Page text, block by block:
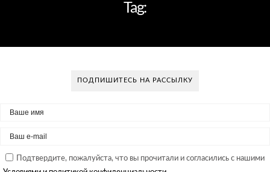
Tag:
ПОДПИШИТЕСЬ НА РАССЫЛКУ
Подтвердите, пожалуйста, что вы прочитали и согласились с нашими